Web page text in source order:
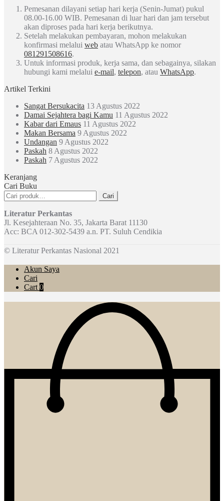
Pemesanan dilayani setiap hari kerja (Senin-Jumat) pukul
08.00-16.00 WIB. Pemesanan di luar hari dan jam tersebut
akan diproses pada hari kerja berikutnya.
Setelah melakukan pembayaran, mohon melakukan
konfirmasi melalui web atau WhatsApp ke nomor
081291508616.
Untuk informasi produk, kerja sama, dan sebagainya, silakan
hubungi kami melalui e-mail, telepon, atau WhatsApp.
Artikel Terkini
Sangat Bersukacita 13 Agustus 2022
Damai Sejahtera bagi Kamu 11 Agustus 2022
Kabar dari Emaus 11 Agustus 2022
Makan Bersama 9 Agustus 2022
Undangan 9 Agustus 2022
Paskah 8 Agustus 2022
Paskah 7 Agustus 2022
Keranjang
Cari Buku
Pencarian
untuk:
Cari
Literatur Perkantas
Jl. Kesejahteraan No. 35, Jakarta Barat 11130
Acc: BCA 012-302-5439 a.n. PT. Suluh Cendikia
© Literatur Perkantas Nasional 2021
Akun Saya
Cari
Cart 0